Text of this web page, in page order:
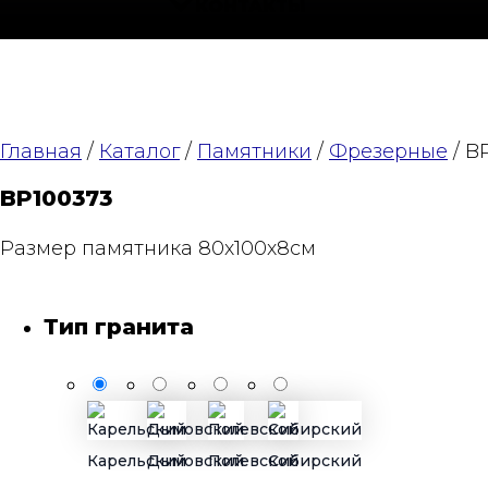
Главная / Каталог/ Памятники / Фрезерные /
BP100373
Размер памятника 80х100х8см
Тип гранита
КарельскийДымовскийПолевскойСибирский